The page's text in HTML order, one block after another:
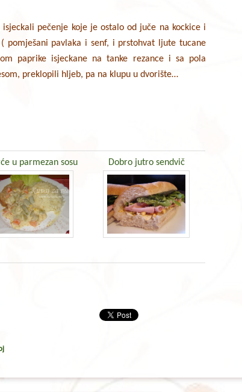
pečenje koje je ostalo od juče na kockice i
pomješani pavlaka i senf, i prstohvat ljute tucane
paprike isjeckane na tanke rezance i sa pola
preklopili hljeb, pa na klupu u dvorište…
u parmezan sosu Dobro jutro sendvič